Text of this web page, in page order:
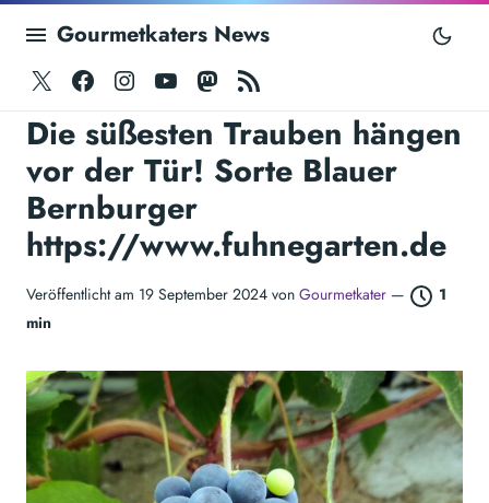
Gourmetkaters News
TwitterFacebook
Instagram
YoutubeMastodon
Die süßesten Trauben hängen
vor der Tür! Sorte Blauer
Bernburger
https://www.fuhnegarten.de
Veröffentlicht am 19 September 2024 von Gourmetkater —
1
min